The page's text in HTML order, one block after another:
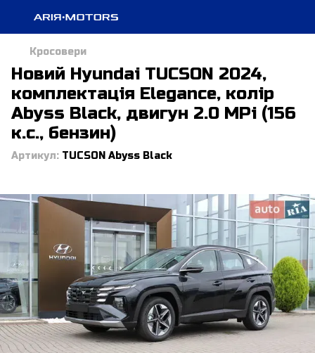
Кросовери
Новий Hyundai TUCSON 2024,
комплектація Elegance, колір
Abyss Black, двигун 2.0 MPi (156
к.с., бензин)
Артикул: TUCSON Abyss Black